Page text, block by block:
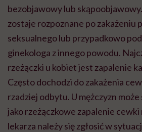
bezobjawowy lub
zostaje rozpoznane po zakażeniu
seksualnego lub przypadkowo
ginekologa z innego powodu.
rzeżączki u kobiet jest zapalenie
Często dochodzi do zakażenia
rzadziej odbytu. U mężczyzn
jako rzeżączkowe zapalenie
lekarza należy się zgłosić w